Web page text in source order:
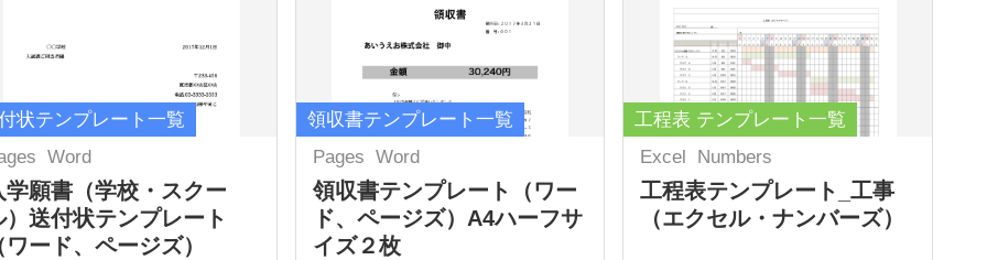
状テンプレート一覧
Word
学願書（学校・スクー
）送付状テンプレート
ワード、ページズ）
領収書テンプレート一覧
Pages Word
領収書テンプレート（ワー
ド、ページズ）A4ハーフサ
イズ２枚
工程表 テンプレート一覧
Excel
Numbers
工程表テンプレート_工事
（エクセル・ナンバーズ）